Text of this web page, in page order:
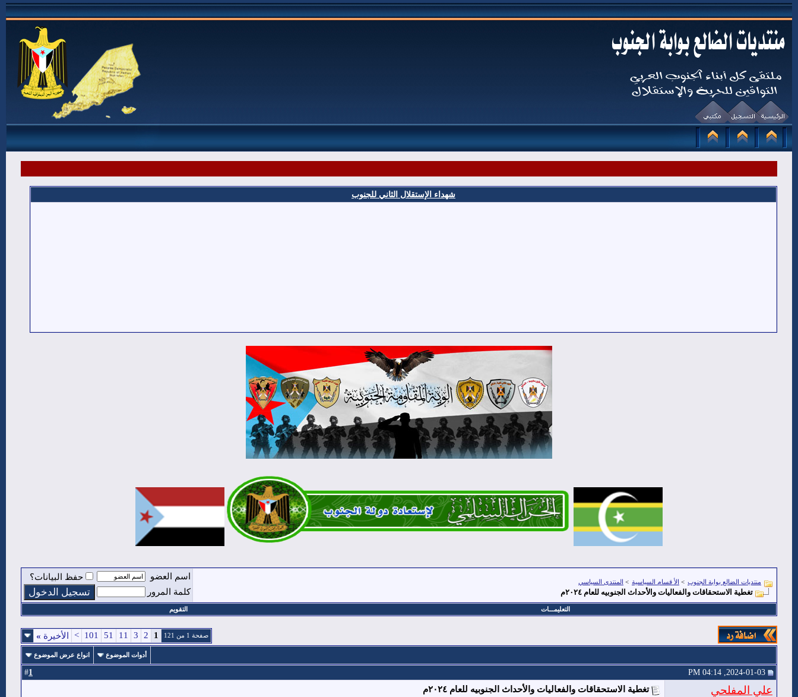
شهداء الإستقلال الثاني للجنوب
منتديات الضالع بوابة الجنوب > الأ قسام السياسية > المنتدى السياسي
تغطية الاستحقاقات والفعاليات والأحداث الجنوبيه للعام ٢٠٢٤م
اسم العضو
حفظ البيانات؟
كلمة المرور
التعليمـــات التقويم
صفحة 1 من 121 1
2
3
11
51
101
> الأخيرة »
أدوات الموضوع انواع عرض الموضوع
1
علي المفلحي تغطية الاستحقاقات والفعاليات والأحداث الجنوبيه للعام ٢٠٢٤م